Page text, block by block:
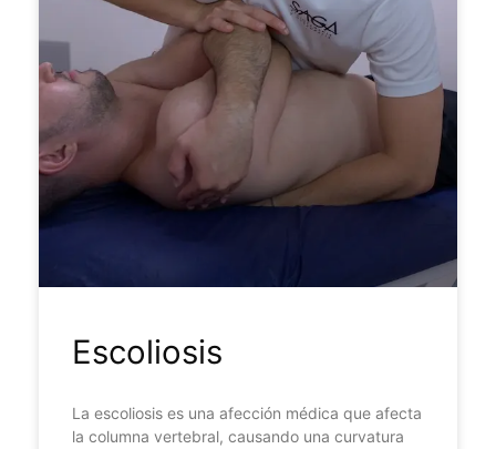
Escoliosis
La escoliosis es una afección médica que afecta
la columna vertebral, causando una curvatura